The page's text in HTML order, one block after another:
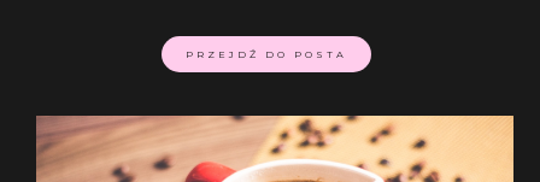
PRZEJDŹ DO POSTA